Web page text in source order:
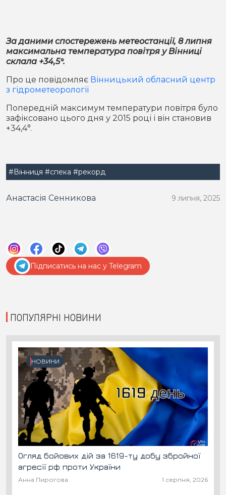
Відео
Партнери
Спорт
Історія
Футбол
Контакти
За даними спостережень метеостанції, 8 липня
максимальна температура повітря у Вінниці
склала +34,5°.
Про це повідомляє Вінницький обласний центр
з гідрометеорології
Попередній максимум температури повітря було
зафіксовано цього дня у 2015 році і він становив
+34,4°.
#Вінниця #спека #рекорд
Анастасія Сенникова 9 липня, 2025
Підписатись на нас у Telegram
ПОПУЛЯРНІ НОВИНИ
НОВИНИ
Огляд бойових дій за 1619-ту добу збройної
агресії рф проти України
Анна Пирогова 1 серпня, 2026